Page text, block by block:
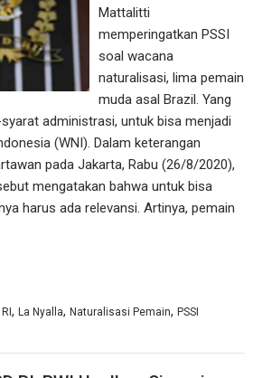
Mattalitti
memperingatkan PSSI
soal wacana
naturalisasi, lima pemain
muda asal Brazil. Yang
administrasi, untuk bisa menjadi
(WNI). Dalam keterangan
pada Jakarta, Rabu (26/8/2020),
mengatakan bahwa untuk bisa
harus ada relevansi. Artinya, pemain
,La Nyalla,Naturalisasi Pemain,PSSI